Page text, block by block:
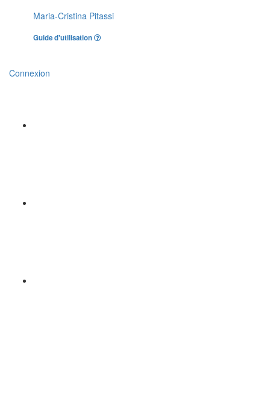
Maria-Cristina Pitassi
Guide d'utilisation
Connexion